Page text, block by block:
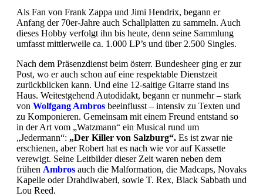
Als Fan von Frank Zappa und Jimi Hendrix, begann er
Anfang der 70er-Jahre auch Schallplatten zu sammeln. Auch
dieses Hobby verfolgt ihn bis heute, denn seine Sammlung
umfasst mittlerweile ca. 1.000 LP’s und über 2.500 Singles.
Nach dem Präsenzdienst beim österr. Bundesheer ging er zur
Post, wo er auch schon auf eine respektable Dienstzeit
zurückblicken kann. Und eine 12-saitige Gitarre stand ins
Haus. Weitestgehend Autodidakt, begann er nunmehr – stark
von Wolfgang Ambros beeinflusst – intensiv zu Texten und
zu Komponieren. Gemeinsam mit einem Freund entstand so
in der Art vom „Watzmann“ ein Musical rund um
„Jedermann“: „Der Killer von Salzburg“. Es ist zwar nie
erschienen, aber Robert hat es nach wie vor auf Kassette
verewigt. Seine Leitbilder dieser Zeit waren neben dem
frühen Ambros auch die Malformation, die Madcaps, Novaks
Kapelle oder Drahdiwaberl, sowie T. Rex, Black Sabbath und
Lou Reed.